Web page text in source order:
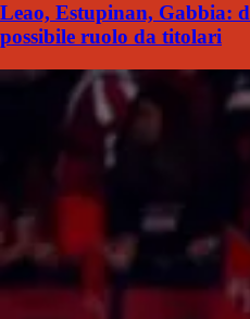
Leao, Estupinan, Gabbia:
possibile ruolo da titolari